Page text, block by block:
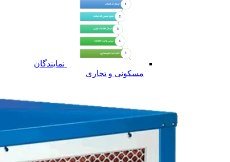
نمایندگان
مسکونی و تجاری